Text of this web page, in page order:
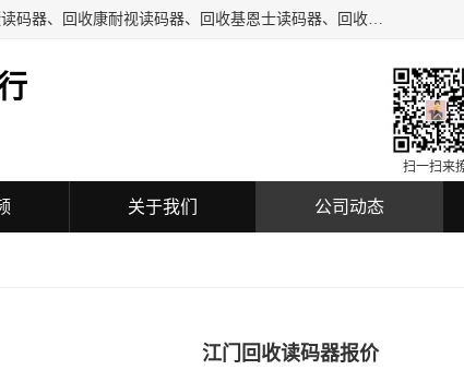
深圳市福田区诚芯源电子商行主要从事：回收COGNEX相机、回收得利捷读码器、回收康耐视读码器、回收基恩士读码器、回收工业自动化设备、机械设备及配件、机电设备及配件、通讯设备、可编程控制器、模块、触摸屏、工业相机、镜头、传感器、放大器、读码器、加密狗等回收业务。
扫一扫来
关于我们 公司动态
江门回收读码器报价